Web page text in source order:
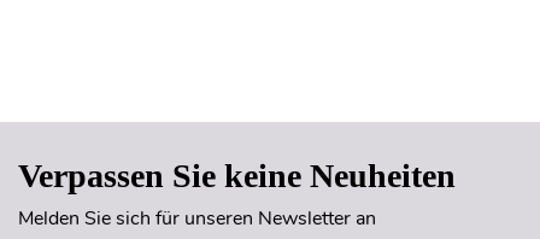
Verpassen Sie keine Neuheiten
Melden Sie sich für unseren Newsletter an